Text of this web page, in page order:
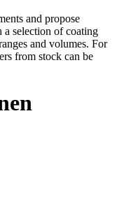
and propose
selection of coating
and volumes. For
from stock can be